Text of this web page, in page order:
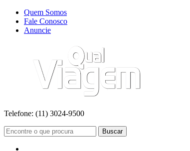
Quem Somos
Fale Conosco
Anuncie
Telefone: (11) 3024-9500
Buscar